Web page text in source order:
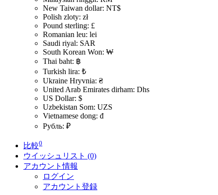
New Taiwan dollar: NT$
Polish zloty: zł
Pound sterling: £
Romanian leu: lei
Saudi riyal: SAR
South Korean Won: ₩
Thai baht: ฿
Turkish lira: ₺
Ukraine Hryvnia: ₴
United Arab Emirates dirham: Dhs
US Dollar: $
Uzbekistan Som: UZS
Vietnamese dong: đ
Рубль: ₽
比較0
ウイッシュリスト (0)
アカウント情報
ログイン
アカウント登録